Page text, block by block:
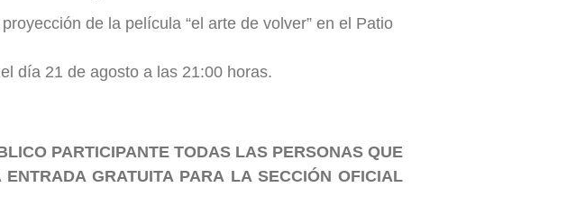
de la película “el arte de volver” en el Patio
día 21 de agosto a las 21:00 horas.
PARTICIPANTE TODAS LAS PERSONAS QUE
GRATUITA PARA LA SECCIÓN OFICIAL